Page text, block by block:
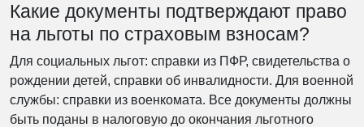
Какие документы подтверждают право
на льготы по страховым взносам?
Для социальных льгот: справки из ПФР, свидетельства о
рождении детей, справки об инвалидности. Для военной
службы: справки из военкомата. Все документы должны
быть поданы в налоговую до окончания льготного